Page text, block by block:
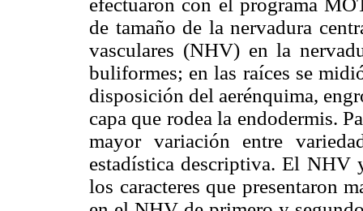
de tamaño de la nervadura
vasculares (NHV) en la
buliformes; en las raíces se
disposición del aerénquima,
capa que rodea la endodermis.
mayor variación entre
estadística descriptiva. El NHV
los caracteres que presentaron